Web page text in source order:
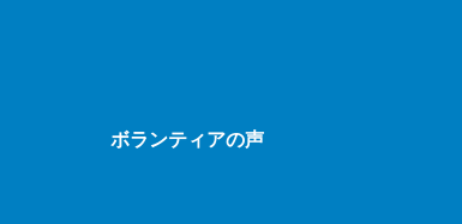
ボランティアの声